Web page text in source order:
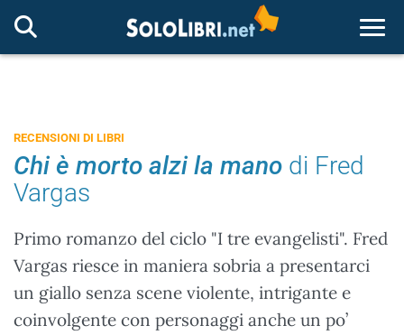
RECENSIONI DI LIBRI
Chi è morto alzi la mano di Fred
Vargas
Primo romanzo del ciclo "I tre evangelisti". Fred
Vargas riesce in maniera sobria a presentarci
un giallo senza scene violente, intrigante e
coinvolgente con personaggi anche un po’